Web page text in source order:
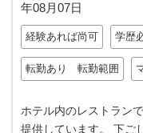
年08月07日
経験あれば尚可 学歴
転勤あり 転勤範囲
ホテル内のレストラン
提供しています。 下ご